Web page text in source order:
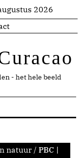
2026
- het hele beeld
natuur / PBC |